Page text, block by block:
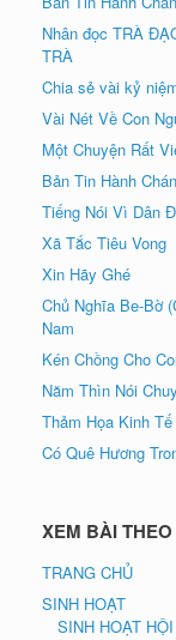
Nhân đọc TRÀ
TRÀ
Chia sẻ vài kỷ
Vài Nét Về Con
Một Chuyện Rất
Bản Tin Hành
Tiếng Nói Vì Dân
Xã Tắc Tiêu Vong
Xin Hãy Ghé
Chủ Nghĩa Be-Bờ
Nam
Kén Chồng Cho
Năm Thìn Nói
Thảm Họa Kinh
Có Quê Hương
XEM BÀI
TRANG CHỦ
SINH HOẠT
SINH HOẠT HỘI